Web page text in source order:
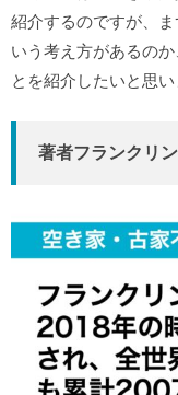
紹介するのですが、
いう考え方があるの
とを紹介したいと思い
著者フランクリ